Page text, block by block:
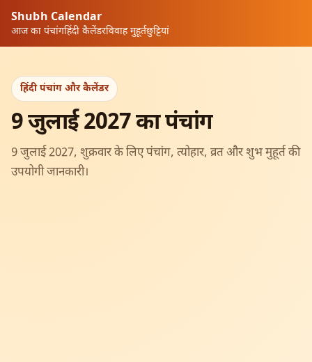
Shubh Calendar
आज का पंचांगहिंदी कैलेंडरविवाह मुहूर्तछुट्टियां
हिंदी पंचांग और कैलेंडर
9 जुलाई 2027 का पंचांग
9 जुलाई 2027, शुक्रवार के लिए पंचांग, त्योहार, व्रत और शुभ मुहूर्त की
उपयोगी जानकारी।